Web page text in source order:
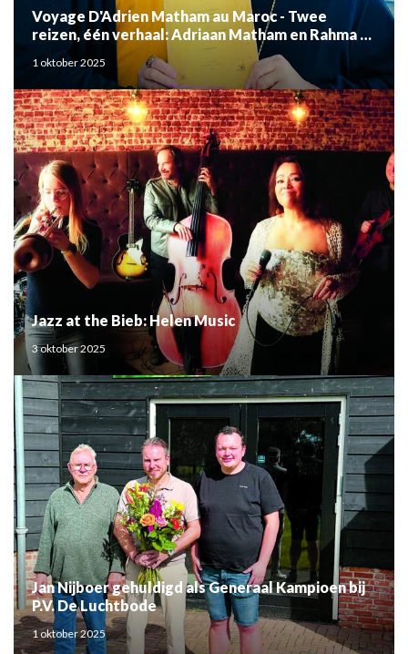
Voyage D'Adrien Matham au Maroc - Twee
reizen, één verhaal: Adriaan Matham en Rahma el
Mouden
1 oktober 2025
Jazz at the Bieb: Helen Music
3 oktober 2025
Jan Nijboer gehuldigd als Generaal Kampioen bij
P.V. De Luchtbode
1 oktober 2025